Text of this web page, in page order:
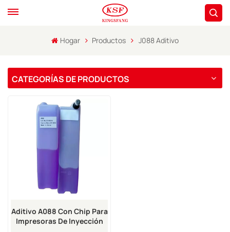
Hogar Productos J088 Aditivo
CATEGORÍAS DE PRODUCTOS
Aditivo A088 Con Chip Para
Impresoras De Inyección